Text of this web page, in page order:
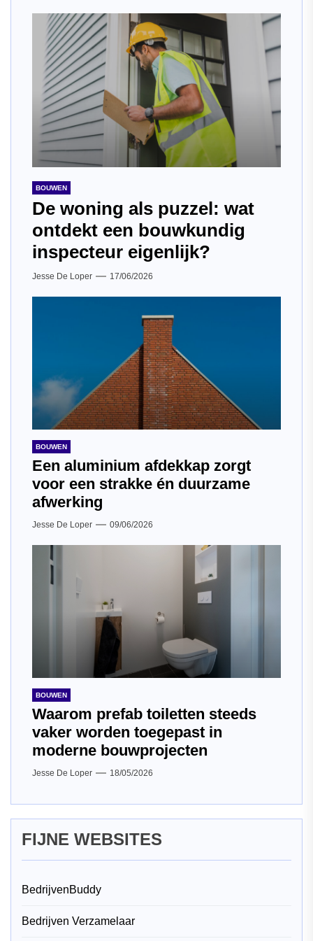
BOUWEN
De woning als puzzel: wat
ontdekt een bouwkundig
inspecteur eigenlijk?
Jesse De Loper 17/06/2026
BOUWEN
Een aluminium afdekkap zorgt
voor een strakke én duurzame
afwerking
Jesse De Loper 09/06/2026
BOUWEN
Waarom prefab toiletten steeds
vaker worden toegepast in
moderne bouwprojecten
Jesse De Loper 18/05/2026
FIJNE WEBSITES
BedrijvenBuddy
Bedrijven Verzamelaar